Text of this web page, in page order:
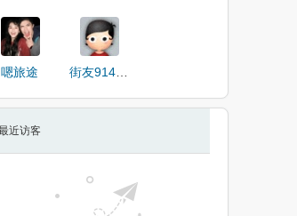
嗯旅途 街友91443068
近访客